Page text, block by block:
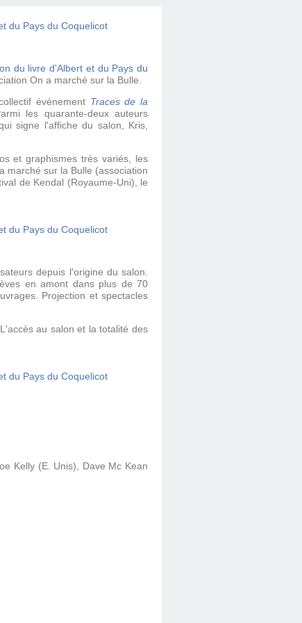
du livre d'Albert et du Pays du
On a marché sur la Bulle.
événement Traces de la
les quarante-deux auteurs
signe l'affiche du salon, Kris,
et graphismes très variés, les
marché sur la Bulle (association
de Kendal (Royaume-Uni), le
depuis l'origine du salon.
en amont dans plus de 70
Projection et spectacles
au salon et la totalité des
Kelly (E. Unis), Dave Mc Kean